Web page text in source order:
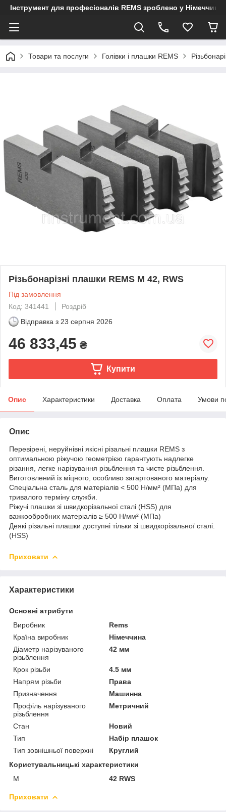
Інструмент для професіоналів REMS зроблено у Німеччині
Товари та послуги Голівки і плашки REMS
Різьбонарізні плашки REMS M 42, RWS
Під замовлення
Код: 341441
Роздріб
Відправка з 23 серпня 2026
46 833,45 ₴
Купити
Опис Характеристики Доставка Оплата Умови
Опис
Перевірені, неруйнівні якісні різальні плашки REMS з
оптимальною ріжучою геометрією гарантують надлегке
різання, легке нарізування різьблення та чисте різьблення.
Виготовлений із міцного, особливо загартованого матеріалу.
Спеціальна сталь для матеріалів < 500 Н/мм² (МПа) для
тривалого терміну служби.
Ріжучі плашки зі швидкорізальної сталі (HSS) для
важкообробних матеріалів ≥ 500 Н/мм² (МПа)
Деякі різальні плашки доступні тільки зі швидкорізальної сталі.
(HSS)
Приховати
Характеристики
Основні атрибути
Виробник
Rems
Країна виробник
Німеччина
Діаметр нарізуваного
різьблення
42 мм
Крок різьби
4.5 мм
Напрям різьби
Права
Призначення
Машинна
Профіль нарізуваного
різьблення
Метричний
Стан
Новий
Тип
Набір плашок
Тип зовнішньої поверхні
Круглий
Користувальницькі характеристики
M
42 RWS
Приховати